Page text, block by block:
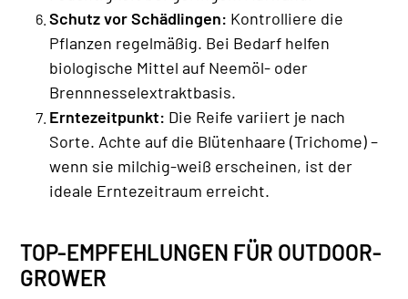
Schutz vor Schädlingen: Kontrolliere die
Pflanzen regelmäßig. Bei Bedarf helfen
biologische Mittel auf Neemöl- oder
Brennnesselextraktbasis.
Erntezeitpunkt: Die Reife variiert je nach
Sorte. Achte auf die Blütenhaare (Trichome) –
wenn sie milchig-weiß erscheinen, ist der
ideale Erntezeitraum erreicht.
TOP-EMPFEHLUNGEN FÜR OUTDOOR-
GROWER